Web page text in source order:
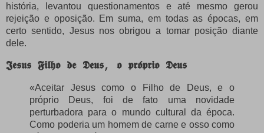
história, levantou questionamentos e até mesmo gerou
rejeição e oposição. Em suma, em todas as épocas, em
certo sentido, Jesus nos obrigou a tomar posição diante
dele.
𝕵𝖊𝖘𝖚𝖘 𝕱𝖎𝖑𝖍𝖔 𝖉𝖊 𝕯𝖊𝖚𝖘, 𝖔 𝖕𝖗𝖔́𝖕𝖗𝖎𝖔 𝕯𝖊𝖚𝖘
«Aceitar Jesus como o Filho de Deus, e o
próprio Deus, foi de fato uma novidade
perturbadora para o mundo cultural da época.
Como poderia um homem de carne e osso como